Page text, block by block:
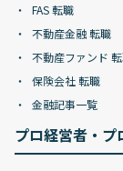
FAS 転職
不動産金融 転職
不動産ファンド
保険会社 転職
金融記事一覧
プロ経営者・プ